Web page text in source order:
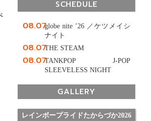
SCHEDULE
08.07globe nite ’26 ／ケツメイシ
ナイト
08.07THE STEAM
08.07TANKPOP J-POP
SLEEVELESS NIGHT
GALLERY
レインボープライドたからづか2026